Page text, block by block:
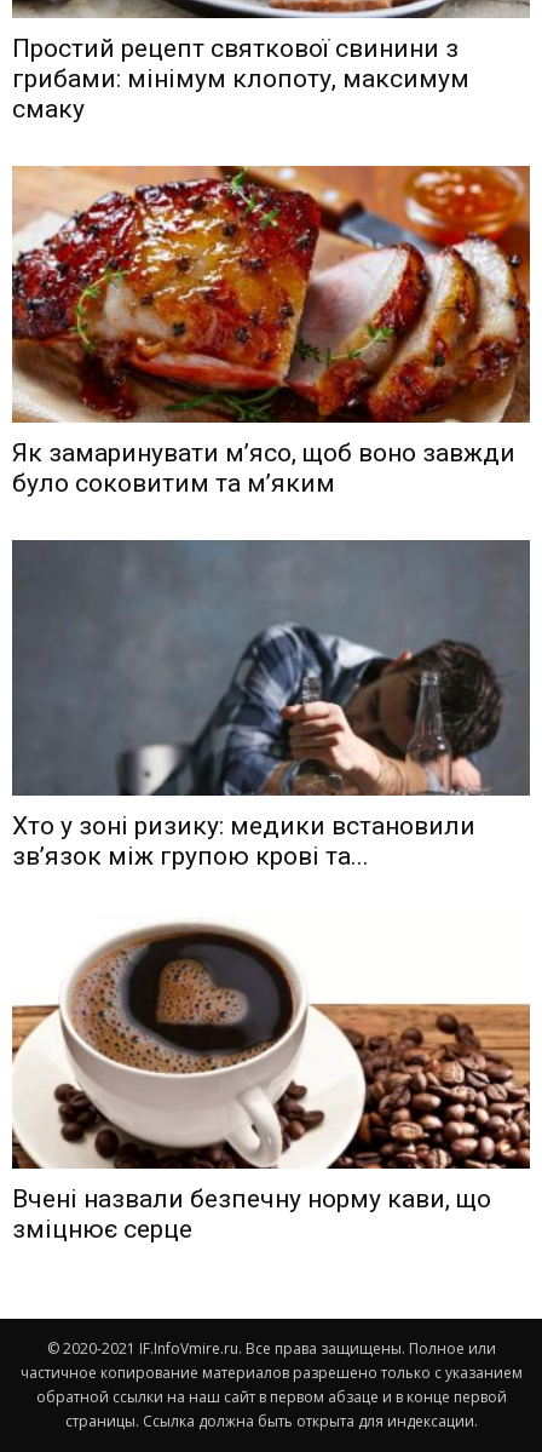
Простий рецепт святкової свинини з
грибами: мінімум клопоту, максимум
смаку
Як замаринувати м’ясо, щоб воно завжди
було соковитим та м’яким
Хто у зоні ризику: медики встановили
зв’язок між групою крові та...
Вчені назвали безпечну норму кави, що
зміцнює серце
© 2020-2021 IF.InfoVmire.ru. Все права защищены. Полное или
частичное копирование материалов разрешено только с указанием
обратной ссылки на наш сайт в первом абзаце и в конце первой
страницы. Ссылка должна быть открыта для индексации.